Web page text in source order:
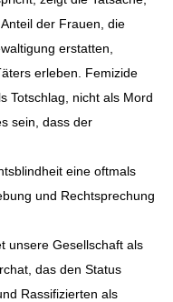
der Frauen, die
erstatten,
erleben. Femizide
Totschlag, nicht als Mord
sein, dass der
eine oftmals
und Rechtsprechung
unsere Gesellschaft als
das den Status
Rassifizierten als